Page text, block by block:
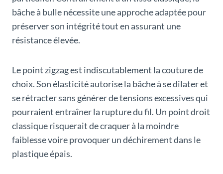
bâche à bulle nécessite une approche adaptée pour
préserver son intégrité tout en assurant une
résistance élevée.
Le point zigzag est indiscutablement la couture de
choix. Son élasticité autorise la bâche à se dilater et
se rétracter sans générer de tensions excessives qui
pourraient entraîner la rupture du fil. Un point droit
classique risquerait de craquer à la moindre
faiblesse voire provoquer un déchirement dans le
plastique épais.